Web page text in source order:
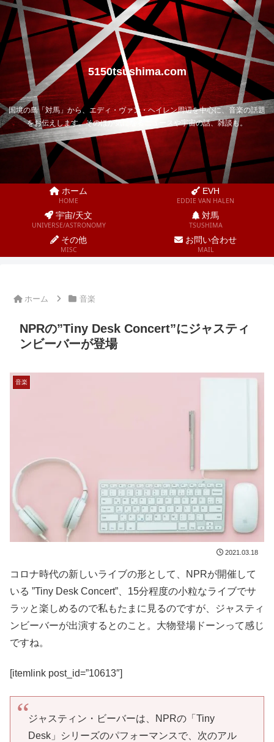
5150tsushima.com
国境の島「対馬」から、エディ・ヴァン・ヘイレン周辺を中心に、音楽の話題
をお伝えします。そのほか気になるニュースや宇宙の話、雑談も。
ホーム
HOME
EVH
EDDIE VAN HALEN
宇宙/天文
UNIVERSE/ASTRONOMY
対馬
TSUSHIMA
その他
MISC
お問い合わせ
MAIL
ホーム 音楽
NPRの”Tiny Desk Concert”にジャスティ
ンビーバーが登場
音楽
2021.03.18
コロナ時代の新しいライブの形として、NPRが開催して
いる ”Tiny Desk Concert”、15分程度の小粒なライブでサ
ラッと楽しめるので私もたまに見るのですが、ジャスティ
ンビーバーが出演するとのこと。大物登場ドーンって感じ
ですね。
[itemlink post_id=”10613″]
ジャスティン・ビーバーは、NPRの「Tiny
Desk」シリーズのパフォーマンスで、次のアル